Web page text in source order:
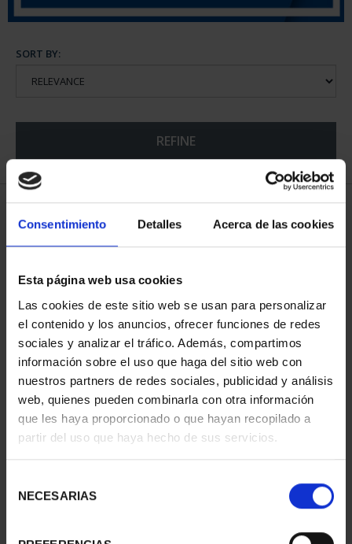
Consentimiento Detalles Acerca de las cookies
Esta página web usa cookies
Las cookies de este sitio web se usan para personalizar
el contenido y los anuncios, ofrecer funciones de redes
sociales y analizar el tráfico. Además, compartimos
información sobre el uso que haga del sitio web con
nuestros partners de redes sociales, publicidad y análisis
web, quienes pueden combinarla con otra información
que les haya proporcionado o que hayan recopilado a
partir del uso que haya hecho de sus servicios.
NECESARIAS
SORT BY:
REFINE
SPANISH CAPITALS -
ALICANTE
WORLD HERITAGE
CITIES III - TARRAGONA